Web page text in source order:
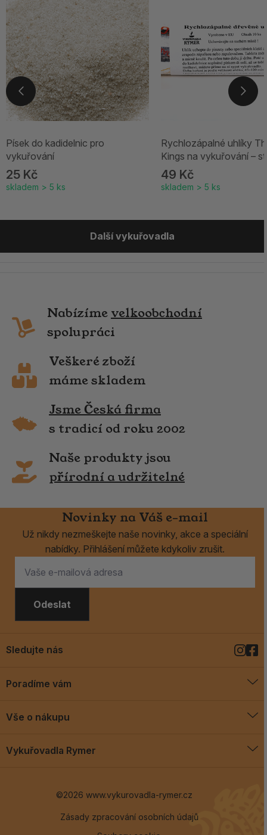
Písek do kadidelnic pro
vykuřování
25 Kč
skladem > 5 ks
Rychlozápalné uhlíky
Kings na vykuřování –
49 Kč
skladem > 5 ks
Další vykuřovadla
Nabízíme velkoobchodní
spolupráci
Veškeré zboží
máme skladem
Jsme Česká firma
s tradicí od roku 2002
Naše produkty jsou
přírodní a udržitelné
Novinky na Váš e-mail
Už nikdy nezmeškejte naše novinky, akce a speciální
nabídky. Přihlášení můžete kdykoliv zrušit.
Odeslat
Poradíme vám
Blog
Vše o nákupu
Vykuřovadla Rymer
Sledujte nás
©2026 www.vykurovadla-rymer.cz
Zásady zpracování osobních údajů